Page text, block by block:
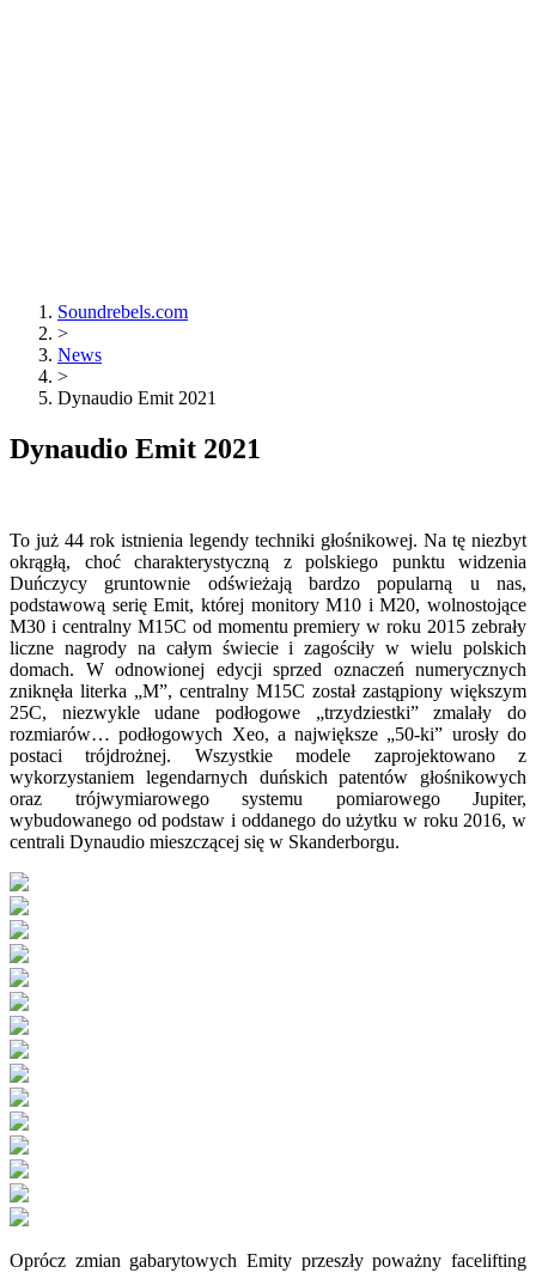
Soundrebels.com
>
News
>
Dynaudio Emit 2021
Dynaudio Emit 2021
To już 44 rok istnienia legendy techniki głośnikowej. Na tę niezbyt
okrągłą, choć charakterystyczną z polskiego punktu widzenia
Duńczycy gruntownie odświeżają bardzo popularną u nas,
podstawową serię Emit, której monitory M10 i M20, wolnostojące
M30 i centralny M15C od momentu premiery w roku 2015 zebrały
liczne nagrody na całym świecie i zagościły w wielu polskich
domach. W odnowionej edycji sprzed oznaczeń numerycznych
zniknęła literka „M”, centralny M15C został zastąpiony większym
25C, niezwykle udane podłogowe „trzydziestki” zmalały do
rozmiarów… podłogowych Xeo, a największe „50-ki” urosły do
postaci trójdrożnej. Wszystkie modele zaprojektowano z
wykorzystaniem legendarnych duńskich patentów głośnikowych
oraz trójwymiarowego systemu pomiarowego Jupiter,
wybudowanego od podstaw i oddanego do użytku w roku 2016, w
centrali Dynaudio mieszczącej się w Skanderborgu.
Oprócz zmian gabarytowych Emity przeszły poważny facelifting